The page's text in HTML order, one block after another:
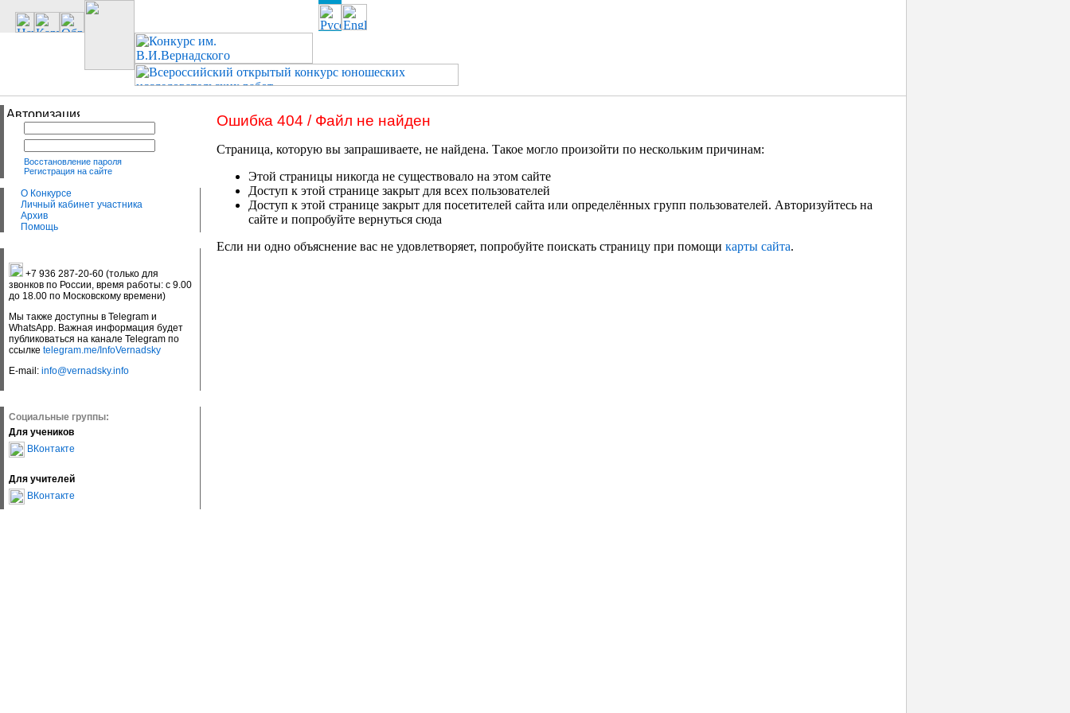
Восстановление пароля
Регистрация на сайте
О Конкурсе
Личный кабинет участника
Архив
Помощь
+7 936 287-20-60 (только для
звонков по России, время работы: с 9.00
до 18.00 по Московскому времени)
Мы также доступны в Telegram и
WhatsApp. Важная информация будет
публиковаться на канале Telegram по
ссылке telegram.me/InfoVernadsky
E-mail: info@vernadsky.info
Социальные группы:
Для учеников
ВКонтакте
Для учителей
ВКонтакте
Ошибка 404 / Файл не найден
Страница, которую вы запрашиваете, не найдена. Такое могло произойти по нескольким причинам:
Этой страницы никогда не существовало на этом сайте
Доступ к этой странице закрыт для всех пользователей
Доступ к этой странице закрыт для посетителей сайта или определённых групп пользователей. Авторизуйтесь на
сайте и попробуйте вернуться сюда
Если ни одно объяснение вас не удовлетворяет, попробуйте поискать страницу при помощи карты сайта.